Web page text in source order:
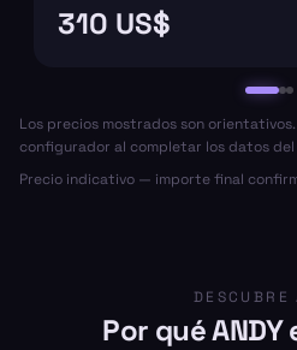
310 US$
Los precios mostrados son
configurador al completar los datos
Precio indicativo — importe final
DESCUBRE
Por qué